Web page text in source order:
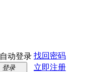
自动登录 找回密码
登录 立即注册